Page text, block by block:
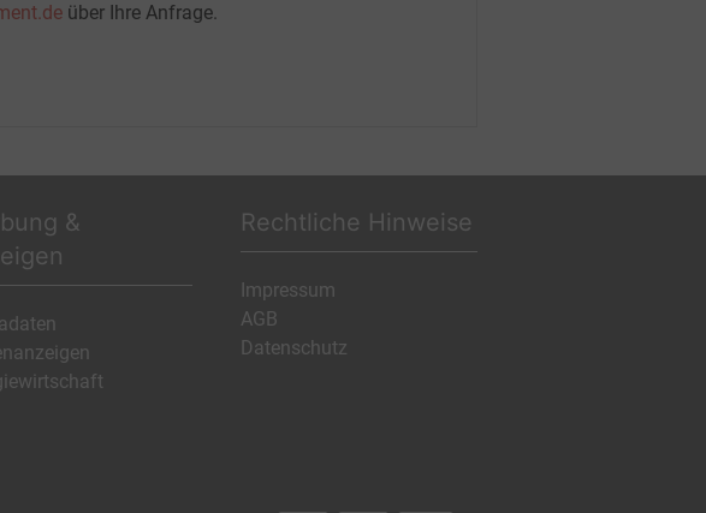
über Ihre Anfrage.
&
Rechtliche Hinweise
Impressum
AGB
Datenschutz